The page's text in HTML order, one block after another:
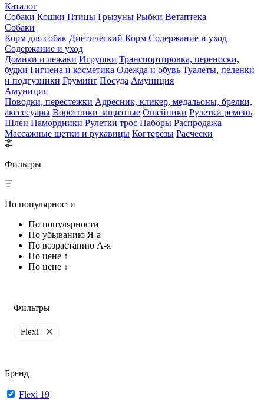
Каталог
Собаки Кошки Птицы Грызуны Рыбки Ветаптека
Собаки
Корм для собак Диетический Корм Содержание и уход
Содержание и уход
Домики и лежаки Игрушки Транспортировка, переноски,
будки Гигиена и косметика Одежда и обувь Туалеты, пеленки
и подгузники Груминг Посуда Амуниция
Амуниция
Поводки, перестежки Адресник, кликер, медальоны, брелки,
акссесуары Воротники защитные Ошейники Рулетки ремень
Шлеи Намордники Рулетки трос Наборы Распродажа
Массажные щетки и рукавицы Когтерезы Расчески
Фильтры
По популярности
По популярности
По убыванию Я-а
По возрастанию А-я
По цене ↑
По цене ↓
Фильтры
Flexi
Бренд
Flexi 19